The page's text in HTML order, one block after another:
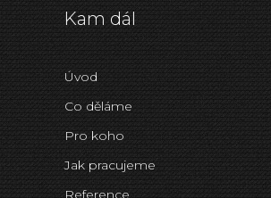
Kam dál
Úvod
Co děláme
Pro koho
Jak pracujeme
Reference